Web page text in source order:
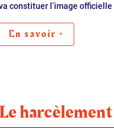
constituer l’image
En savoir +
Le